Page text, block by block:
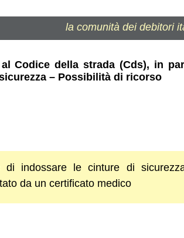
la comunità dei debitori
Codice della strada (Cds), in
– Possibilità di ricorso
di indossare le cinture di
da un certificato medico